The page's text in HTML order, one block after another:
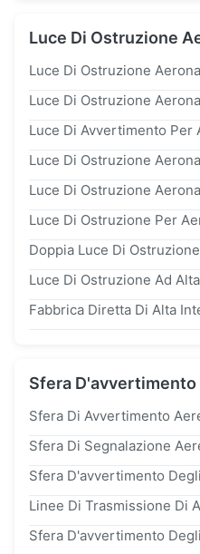
Luce Di Ostruzione
Doppia Luce Di
Sfera D'avvertimento
Sfera D'avvertimento